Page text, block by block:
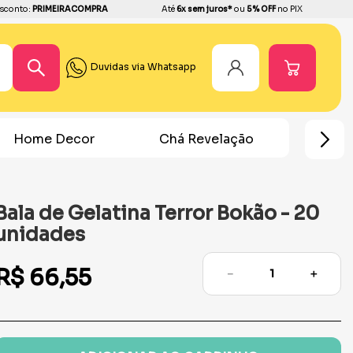
PRIMEIRACOMPRA Até6x sem juros*ou 5% OFFno PIX
Duvidas via Whatsapp
Home Decor Chá Revelação Festa
de Gelatina Terror Bokão - 20
66,55 ＋
－